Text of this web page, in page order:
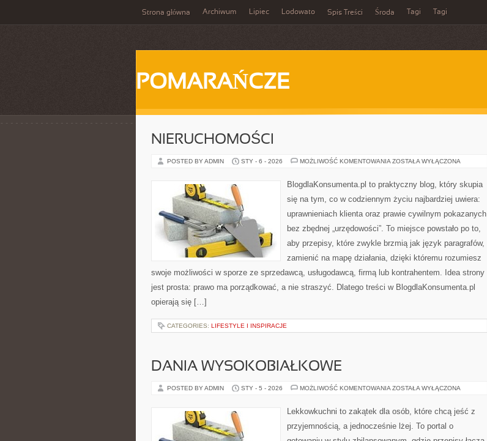
Strona główna Archiwum Lipiec Lodowato Spis Treści Środa Tagi Tagi
POMARAŃCZE
NIERUCHOMOŚCI
POSTED BY ADMIN STY - 6 - 2026 MOŻLIWOŚĆ KOMENTOWANIA NIERUCHOMOŚCI
ZOSTAŁA WYŁĄCZONA
BlogdlaKonsumenta.pl to praktyczny blog, który skupia
się na tym, co w codziennym życiu najbardziej uwiera:
uprawnieniach klienta oraz prawie cywilnym pokazanych
bez zbędnej „urzędowości”. To miejsce powstało po to,
aby przepisy, które zwykle brzmią jak język paragrafów,
zamienić na mapę działania, dzięki któremu rozumiesz
swoje możliwości w sporze ze sprzedawcą, usługodawcą, firmą lub kontrahentem. Idea strony
jest prosta: prawo ma porządkować, a nie straszyć. Dlatego treści w BlogdlaKonsumenta.pl
opierają się […]
CATEGORIES: LIFESTYLE I INSPIRACJE
DANIA WYSOKOBIAŁKOWE
POSTED BY ADMIN STY - 5 - 2026 MOŻLIWOŚĆ KOMENTOWANIA DANIA
ZOSTAŁA WYŁĄCZONA
Lekkowkuchni to zakątek dla osób, które chcą jeść z
przyjemnością, a jednocześnie lżej. To portal o